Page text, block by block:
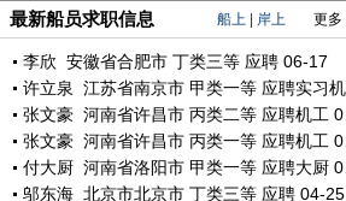
最新船员求职信息 船上 岸上 更多
李欣 安徽省合肥市 丁类三等 应聘 06-17
邬东海 北京市北京市 丁类三等 应聘 04-25